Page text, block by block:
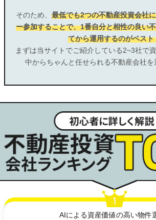
そのため、 最低でも2つの不動産投資会社
ー参加することで、1番自分と相性の良い
てから運用するのがベスト
まずは当サイトでご紹介している2~3社で
中からちゃんと任せられる不動産会社を
AIによる資産価値の高い物件